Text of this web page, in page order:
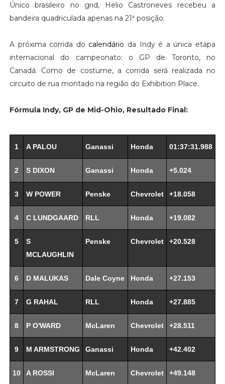
Único brasileiro no grid, Helio Castroneves recebeu a
bandeira quadriculada apenas na 21ª posição.
A próxima corrida do calendário da Indy é a única etapa
internacional do campeonato: o GP de Toronto, no
Canadá. Como de costume, a corrida será realizada no
circuito de rua montado na região do Exhibition Place.
Fórmula Indy, GP de Mid-Ohio, Resultado Final:
1 A PALOU Ganassi Honda 01:37:31.988
2 S DIXON Ganassi Honda +5.024
3 W POWER Penske Chevrolet +18.058
4 C LUNDGAARD RLL Honda +19.082
5
S
MCLAUGHLIN
Penske Chevrolet +20.528
6 D MALUKAS Dale Coyne Honda +27.153
7 G RAHAL RLL Honda +27.885
8 P O'WARD McLaren Chevrolet +28.511
9 M ARMSTRONG Ganassi Honda +42.402
10 A ROSSI McLaren Chevrolet +49.148